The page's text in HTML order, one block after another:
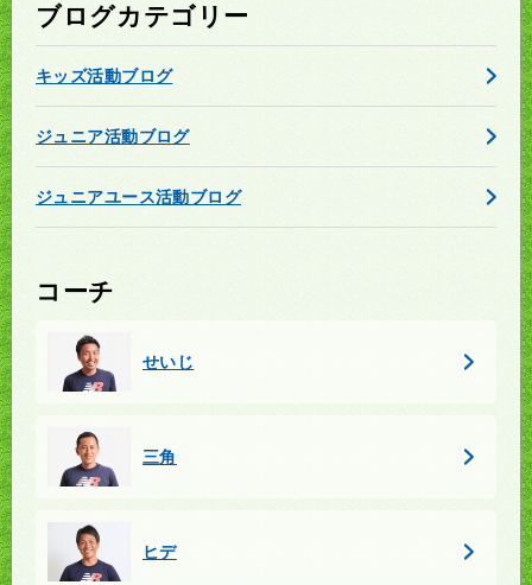
ブログカテゴリー
キッズ活動ブログ
ジュニア活動ブログ
ジュニアユース活動ブログ
コーチ
せいじ
三角
ヒデ